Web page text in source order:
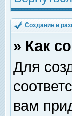
Создание и
» Как
Для
вам